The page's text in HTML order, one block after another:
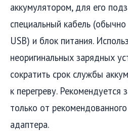
аккумулятором, для его
специальный кабель
USB) и блок питания.
неоригинальных зарядных
сократить срок службы
к перегреву. Рекомендуется
только от
адаптера.